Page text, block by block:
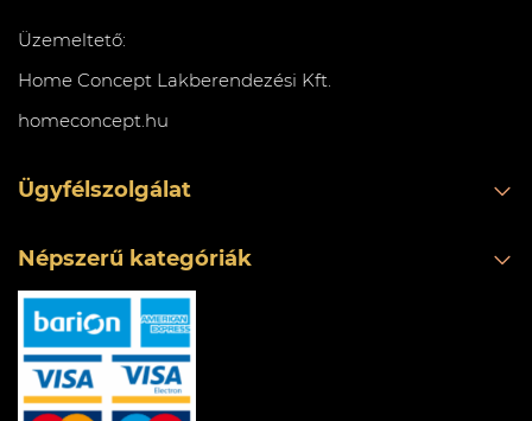
Üzemeltető:
Home Concept Lakberendezési Kft.
homeconcept.hu
Ügyfélszolgálat
Népszerű kategóriák